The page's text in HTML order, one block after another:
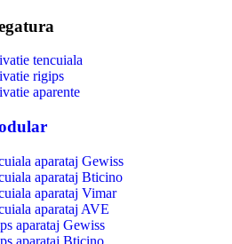
tencuiala
rigips
aparente
aparataj Gewiss
aparataj Bticino
aparataj Vimar
aparataj AVE
aparataj Gewiss
aparataj Bticino